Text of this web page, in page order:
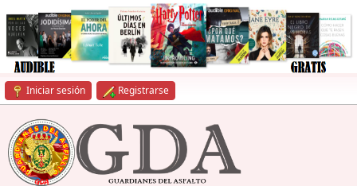
Iniciar sesión Registrarse